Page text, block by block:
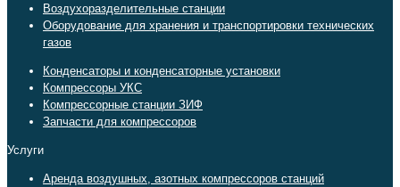
Воздухоразделительные станции
Оборудование для хранения и транспортировки технических
газов
Конденсаторы и конденсаторные установки
Компрессоры УКС
Компрессорные станции ЗИФ
Запчасти для компрессоров
Услуги
Аренда воздушных, азотных компрессоров станций